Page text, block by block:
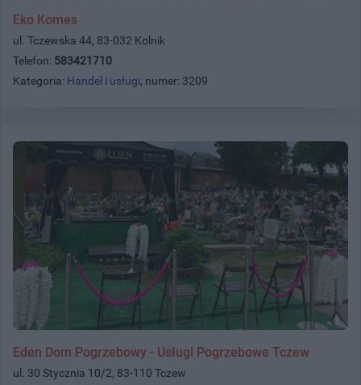
Eko Komes
ul. Tczewska 44, 83-032 Kolnik
Telefon: 583421710
Kategoria: Handel i usługi, numer: 3209
Eden Dom Pogrzebowy - Usługi Pogrzebowe Tczew
ul. 30 Stycznia 10/2, 83-110 Tczew